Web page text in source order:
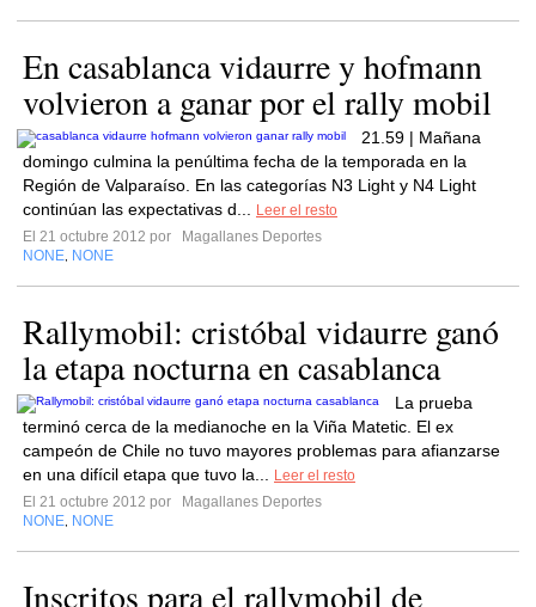
En casablanca vidaurre y hofmann
volvieron a ganar por el rally mobil
21.59 | Mañana
domingo culmina la penúltima fecha de la temporada en la
Región de Valparaíso. En las categorías N3 Light y N4 Light
continúan las expectativas d...
Leer el resto
El 21 octubre 2012 por
Magallanes Deportes
NONE NONE
Rallymobil: cristóbal vidaurre ganó
la etapa nocturna en casablanca
La prueba
terminó cerca de la medianoche en la Viña Matetic. El ex
campeón de Chile no tuvo mayores problemas para afianzarse
en una difícil etapa que tuvo la...
Leer el resto
El 21 octubre 2012 por
Magallanes Deportes
NONE NONE
Inscritos para el rallymobil de